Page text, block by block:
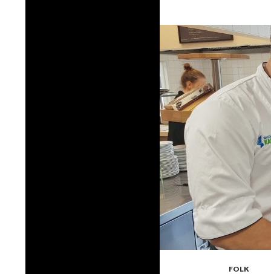
FOLK